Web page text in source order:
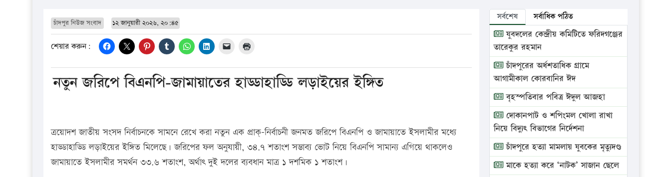
চাঁদপুর নিউজ সংবাদ ১২ জানুয়ারী ২০২৬, ২০:৪৫
শেয়ার করুন:
নতুন জরিপে বিএনপি-জামায়াতের হাড্ডাহাড্ডি লড়াইয়ের ইঙ্গিত
ত্রয়োদশ জাতীয় সংসদ নির্বাচনকে সামনে রেখে করা নতুন এক প্রাক্‌-নির্বাচনী জনমত জরিপে বিএনপি ও জামায়াতে ইসলামীর মধ্যে
হাড্ডাহাড্ডি লড়াইয়ের ইঙ্গিত মিলেছে। জরিপের ফল অনুযায়ী, ৩৪.৭ শতাংশ সম্ভাব্য ভোট নিয়ে বিএনপি সামান্য এগিয়ে থাকলেও
জামায়াতে ইসলামীর সমর্থন ৩৩.৬ শতাংশ, অর্থাৎ দুই দলের ব্যবধান মাত্র ১ দশমিক ১ শতাংশ।
সর্বশেষ সর্বাধিক পঠিত
যুবদলের কেন্দ্রীয় কমিটিতে ফরিদগঞ্জের
তারেকুর রহমান
চাঁদপুরের অর্ধশতাধিক গ্রামে
আগামীকাল কোরবানির ঈদ
বৃহস্পতিবার পবিত্র ঈদুল আজহা
দোকানপাট ও শপিংমল খোলা রাখা
নিয়ে বিদ্যুৎ বিভাগের নির্দেশনা
চাঁদপুরে হত্যা মামলায় যুবকের মৃত্যুদণ্ড
মাকে হত্যা করে ‘নাটক’ সাজান ছেলে